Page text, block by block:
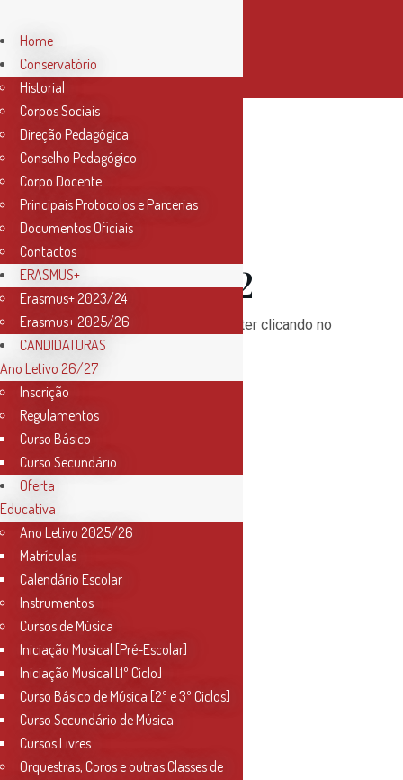
01 Mar
Newsletter
Março 2022
Subscreva a nossa newsletter clicando no
botão “
Home
Conservatório
Historial
Corpos Sociais
Direção Pedagógica
Conselho Pedagógico
Corpo Docente
Principais Protocolos e Parcerias
Documentos Oficiais
Contactos
ERASMUS+
Erasmus+ 2023/24
Erasmus+ 2025/26
CANDIDATURAS
Ano Letivo 26/27
Inscrição
Regulamentos
Curso Básico
Curso Secundário
Oferta
Educativa
Ano Letivo 2025/26
Matrículas
Calendário Escolar
Instrumentos
Cursos de Música
Iniciação Musical [Pré-Escolar]
Iniciação Musical [1º Ciclo]
Curso Básico de Música [2º e 3º Ciclos]
Curso Secundário de Música
Cursos Livres
Orquestras, Coros e outras Classes de